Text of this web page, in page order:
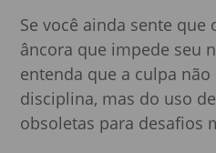
Se você ainda sente que
âncora que impede seu
entenda que a culpa
disciplina, mas do uso
obsoletas para desafios